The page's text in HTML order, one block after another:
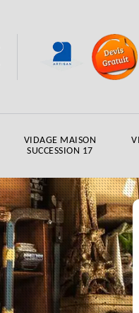
VIDAGE MAISON
SUCCESSION 17